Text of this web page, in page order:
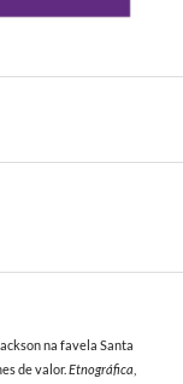
na favela Santa
de valor. Etnográfica